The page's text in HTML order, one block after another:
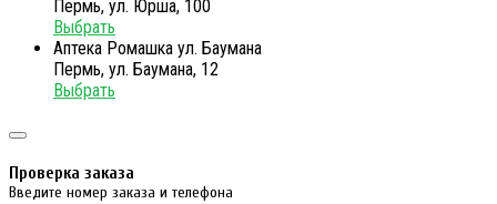
Пермь, ул. Юрша, 100
Выбрать
Аптека Ромашка ул. Баумана
Пермь, ул. Баумана, 12
Выбрать
Проверка заказа
Введите номер заказа и телефона